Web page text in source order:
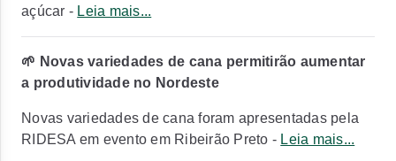
açúcar - Leia mais...
🌱 Novas variedades de cana permitirão aumentar
a produtividade no Nordeste
Novas variedades de cana foram apresentadas pela
RIDESA em evento em Ribeirão Preto - Leia mais...